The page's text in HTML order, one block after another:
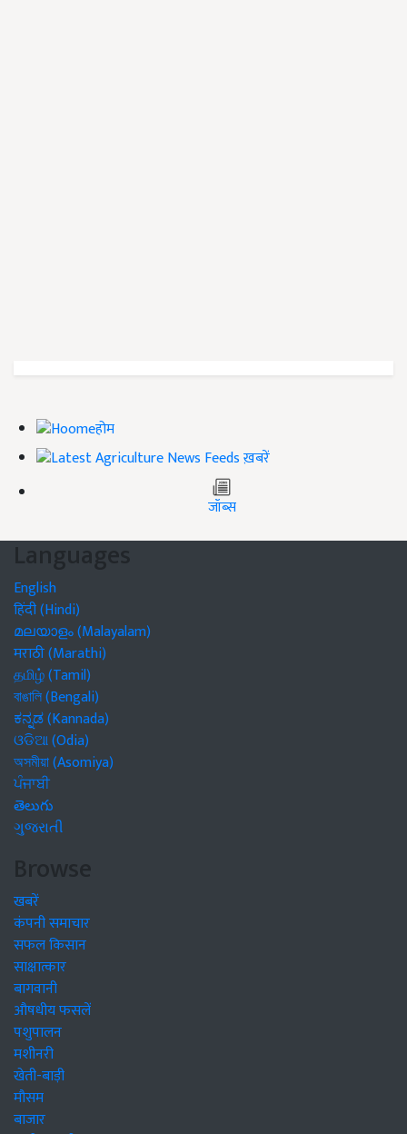
होम
ख़बरें
जॉब्स
Languages
English
हिंदी (Hindi)
മലയാളം (Malayalam)
मराठी (Marathi)
தமிழ் (Tamil)
বাঙালি (Bengali)
ಕನ್ನಡ (Kannada)
ଓଡିଆ (Odia)
অসমীয়া (Asomiya)
ਪੰਜਾਬੀ
తెలుగు
ગુજરાતી
Browse
खबरें
कंपनी समाचार
सफल किसान
साक्षात्कार
बागवानी
औषधीय फसलें
पशुपालन
मशीनरी
खेती-बाड़ी
मौसम
बाजार